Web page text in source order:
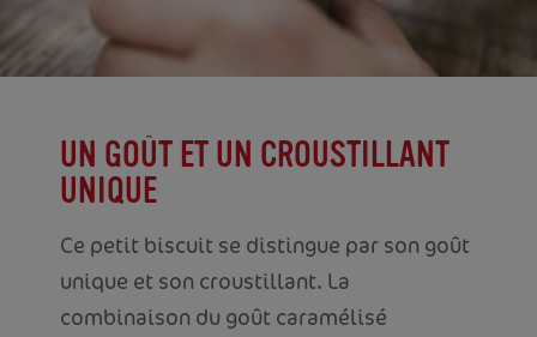
UN GOÛT ET UN CROUSTILLANT
UNIQUE
Ce petit biscuit se distingue par son goût
unique et son croustillant. La
combinaison du goût caramélisé